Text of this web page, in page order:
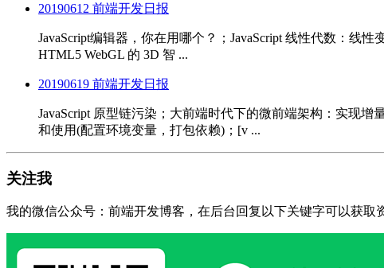
20190612 前端开发日报
JavaScript编辑器，你在用哪个？；JavaScript 线性代数：线
HTML5 WebGL 的 3D 智 ...
20190619 前端开发日报
JavaScript 原型链污染；大前端时代下的微前端架构：实现增
和使用(配置环境变量，打包依赖)；[v ...
关注我
我的微信公众号：前端开发博客，在后台回复以下关键字可以获取